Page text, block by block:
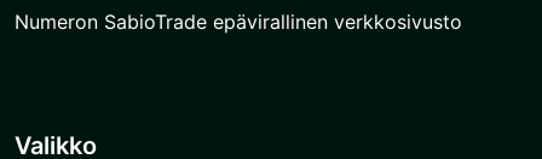
Numeron SabioTrade epävirallinen verkkosivusto
Valikko